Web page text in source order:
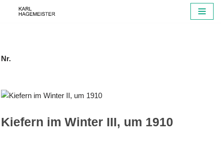
Nr.
Kiefern im Winter III, um 1910